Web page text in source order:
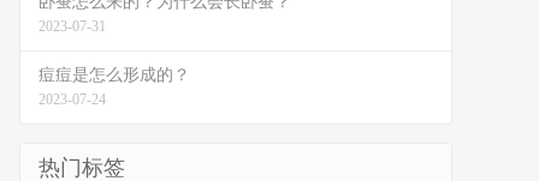
2023-07-31
痘痘是怎么形成的？
2023-07-24
热门标签